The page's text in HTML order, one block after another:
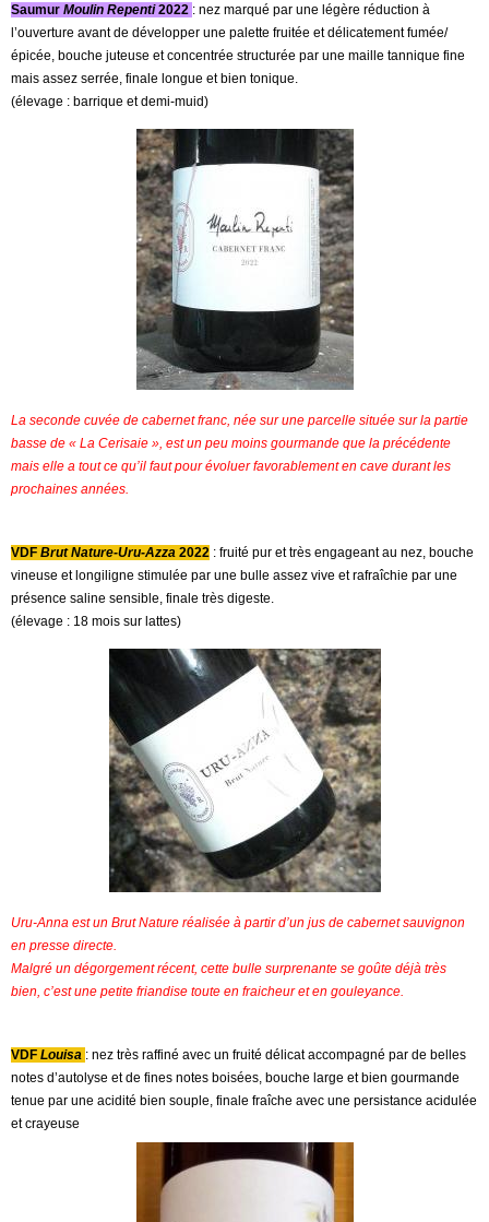
Saumur Moulin Repenti2022 : nez marqué par une légère réduction à
l’ouverture avant de développer une palette fruitée et délicatement fumée/
épicée, bouche juteuse et concentrée structurée par une maille tannique fine
mais assez serrée, finale longue et bien tonique.
(élevage : barrique et demi-muid)
La seconde cuvée de cabernet franc, née sur une parcelle située sur la partie
basse de « La Cerisaie », est un peu moins gourmande que la précédente
mais elle a tout ce qu’il faut pour évoluer favorablement en cave durant les
prochaines années.
VDF Brut Nature-Uru-Azza 2022 : fruité pur et très engageant au nez, bouche
vineuse et longiligne stimulée par une bulle assez vive et rafraîchie par une
présence saline sensible, finale très digeste.
(élevage : 18 mois sur lattes)
Uru-Anna est un Brut Nature réalisée à partir d’un jus de cabernet sauvignon
en presse directe.
Malgré un dégorgement récent, cette bulle surprenante se goûte déjà très
bien, c’est une petite friandise toute en fraicheur et en gouleyance.
VDF Louisa : nez très raffiné avec un fruité délicat accompagné par de belles
notes d’autolyse et de fines notes boisées, bouche large et bien gourmande
tenue par une acidité bien souple, finale fraîche avec une persistance acidulée
et crayeuse